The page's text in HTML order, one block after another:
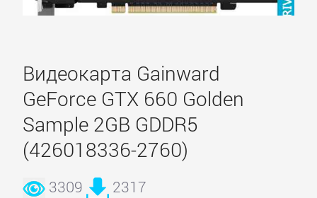
Видеокарта Gainward
GeForce GTX 660 Golden
Sample 2GB GDDR5
(426018336-2760)
3309 2317
Digitus
Digma
EasyCap